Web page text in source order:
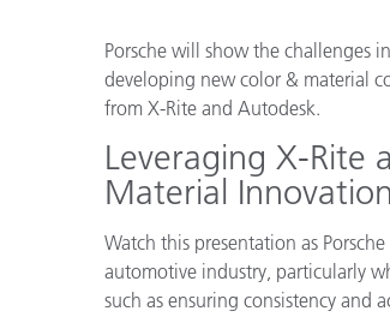
Porsche will show the challenges
developing new color & material
from X-Rite and Autodesk.
Leveraging X-Rite
Material Innovation
Watch this presentation as
automotive industry, particularly
such as ensuring consistency and